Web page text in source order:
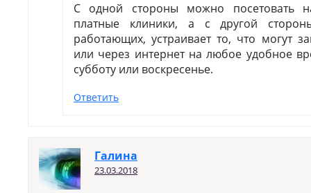
С одной стороны можно посетовать
платные клиники, а с другой
работающих, устраивает то, что могут
или через интернет на любое удобное
субботу или воскресенье.
Ответить
Галина
23.03.2018